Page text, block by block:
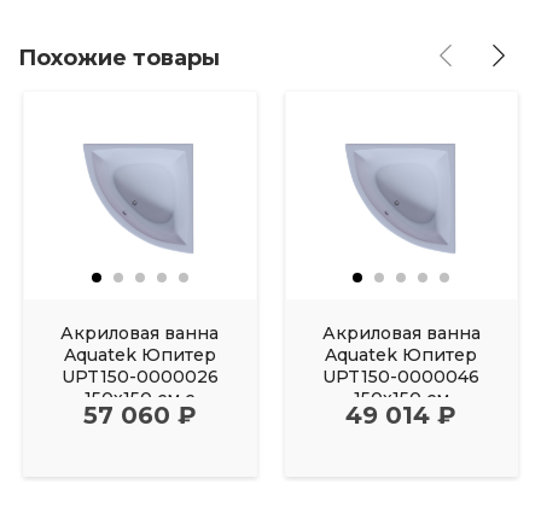
Похожие товары
Акриловая ванна
Aquatek Юпитер
UPT150-0000026
150х150 см с
фронтальным
57 060 ₽
Акриловая ванна
Aquatek Юпитер
UPT150-0000046
150х150 см
49 014 ₽